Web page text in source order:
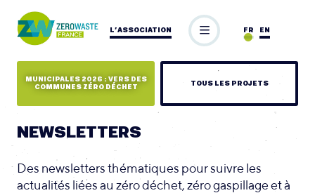
L’ASSOCIATION EN
FR
MUNICIPALES 2026 : VERS DES
COMMUNES ZÉRO DÉCHET
TOUS LES PROJETS
NEWSLETTERS
Des newsletters thématiques pour suivre les
actualités liées au zéro déchet, zéro gaspillage et à